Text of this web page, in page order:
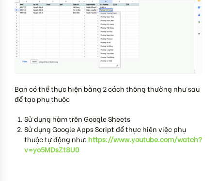
Bạn có thể thực hiện bằng 2 cách thông thường như sau
để tạo phụ thuộc
Sử dụng hàm trên Google Sheets
Sử dụng Google Apps Script để thực hiện việc phụ
thuộc tự động như: https://www.youtube.com/watch?
v=yo5MDsZt8U0